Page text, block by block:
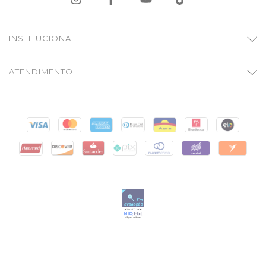
INSTITUCIONAL
ATENDIMENTO